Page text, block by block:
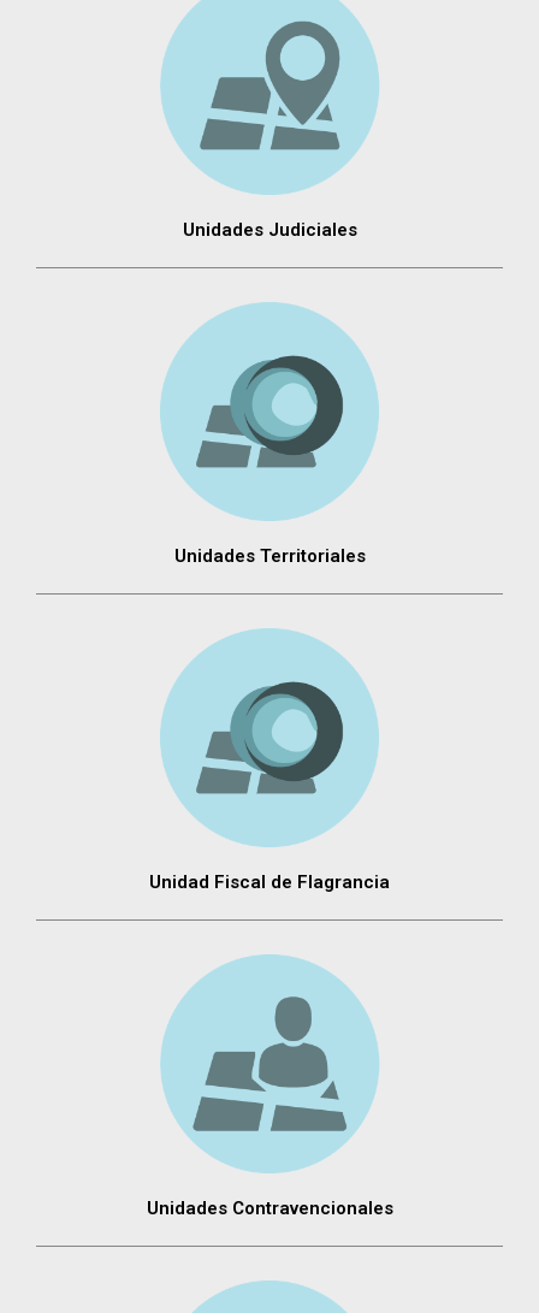
Unidades Judiciales
Unidades Territoriales
Unidad Fiscal de Flagrancia
Unidades Contravencionales